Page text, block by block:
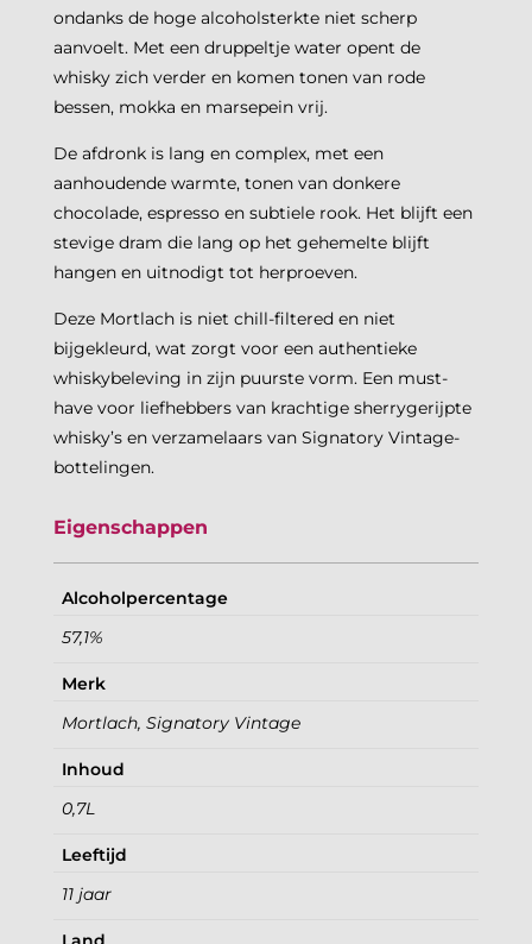
ondanks de hoge alcoholsterkte niet scherp
aanvoelt. Met een druppeltje water opent de
whisky zich verder en komen tonen van rode
bessen, mokka en marsepein vrij.
De afdronk is lang en complex, met een
aanhoudende warmte, tonen van donkere
chocolade, espresso en subtiele rook. Het blijft een
stevige dram die lang op het gehemelte blijft
hangen en uitnodigt tot herproeven.
Deze Mortlach is niet chill-filtered en niet
bijgekleurd, wat zorgt voor een authentieke
whiskybeleving in zijn puurste vorm. Een must-
have voor liefhebbers van krachtige sherrygerijpte
whisky’s en verzamelaars van Signatory Vintage-
bottelingen.
Eigenschappen
Alcoholpercentage
57,1%
Merk
Mortlach, Signatory Vintage
Inhoud
0,7L
Leeftijd
11 jaar